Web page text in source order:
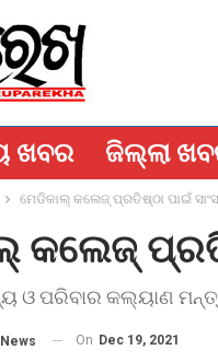
ଖବର ଜିଲ୍ଲା
ମେଡିକାଲ୍ କଲେଜ୍ ପ୍ରତିଷ୍ଠା ପାଇଁ
କଲେଜ୍
ଓ ପରିବାର କଲ୍ୟାଣ
On Dec 19, 2021